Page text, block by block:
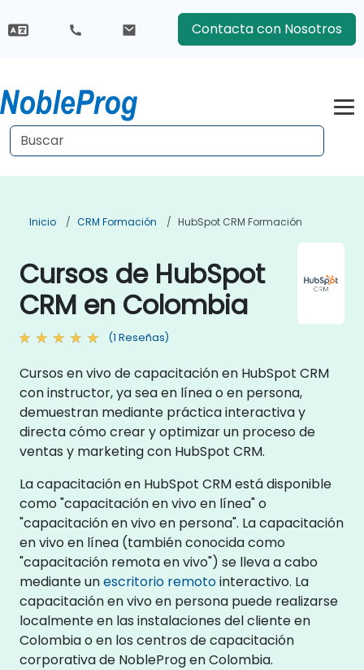
Contacta con Nosotros
Inicio CRM Formación HubSpot CRM Formación
Cursos de HubSpot
CRM en Colombia
(1 Reseñas)
Cursos en vivo de capacitación en HubSpot CRM
con instructor, ya sea en línea o en persona,
demuestran mediante práctica interactiva y
directa cómo crear y optimizar un proceso de
ventas y marketing con HubSpot CRM.
La capacitación en HubSpot CRM está disponible
como "capacitación en vivo en línea" o
"capacitación en vivo en persona". La capacitación
en vivo en línea (también conocida como
"capacitación remota en vivo") se lleva a cabo
mediante unescritorio remotointeractivo. La
capacitación en vivo en persona puede realizarse
localmente en las instalaciones del cliente en
Colombia o en los centros de capacitación
corporativa de NobleProg en Colombia.